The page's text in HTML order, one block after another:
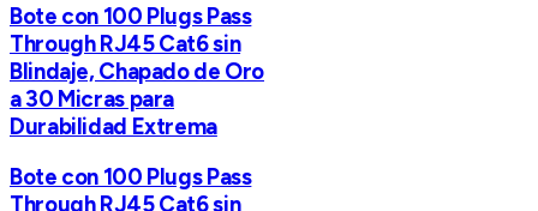
Bote con 100 Plugs Pass
Through RJ45 Cat6 sin
Blindaje, Chapado de Oro
a 30 Micras para
Durabilidad Extrema
Bote con 100 Plugs Pass
Through RJ45 Cat6 sin